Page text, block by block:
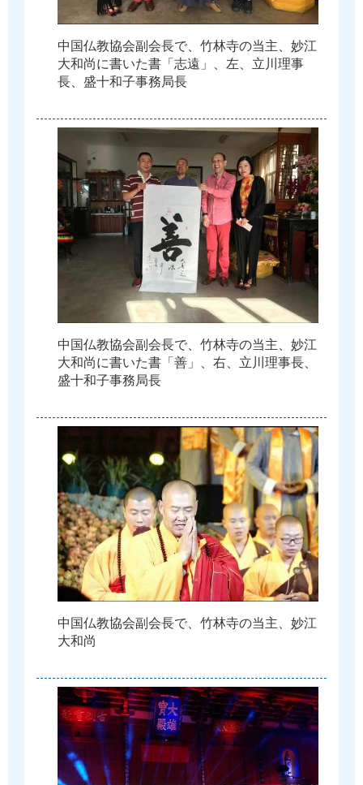
中 国仏教協会副 会長で 竹林寺の当主 妙江
大和尚に書いた書 「 志遠 」 左 立 川 理事
長
盛十和子事務局長
中 国仏教協会副 会長で 竹林寺の当主 妙江
大和尚に書いた書 「 善 」 右 立 川 理事長
盛十和子事務局長
中 国仏教協会副 会長で、 竹林寺の当主、 妙江
大和尚